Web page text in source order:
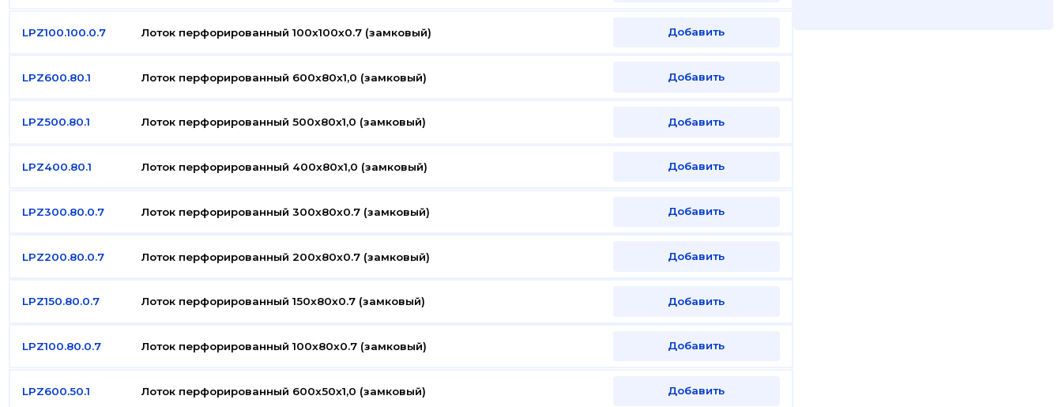
LPZ100.100.0.7 Лоток перфорированный 100x100x0.7 (замковый) Добавить
LPZ600.80.1 Лоток перфорированный 600x80x1,0 (замковый) Добавить
LPZ500.80.1 Лоток перфорированный 500x80x1,0 (замковый) Добавить
LPZ400.80.1 Лоток перфорированный 400x80x1,0 (замковый) Добавить
LPZ300.80.0.7 Лоток перфорированный 300x80x0.7 (замковый) Добавить
LPZ200.80.0.7 Лоток перфорированный 200x80x0.7 (замковый) Добавить
LPZ150.80.0.7 Лоток перфорированный 150x80x0.7 (замковый) Добавить
LPZ100.80.0.7 Лоток перфорированный 100x80x0.7 (замковый) Добавить
LPZ600.50.1 Лоток перфорированный 600x50x1,0 (замковый) Добавить